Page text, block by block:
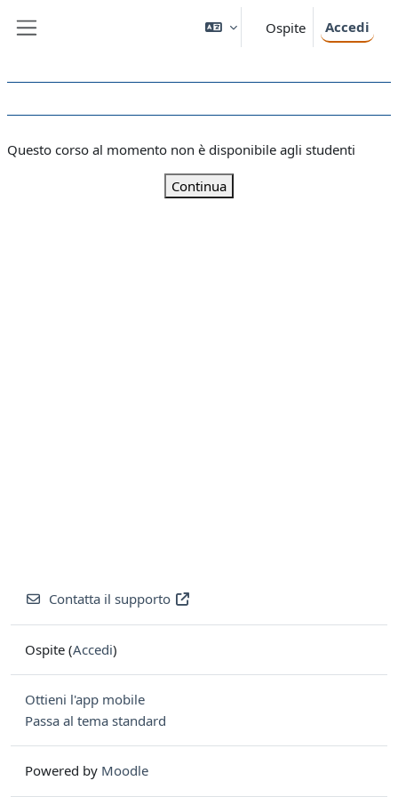
Ospite Accedi
Questo corso al momento non è disponibile agli studenti
Continua
Contatta il supporto
Ospite (Accedi)
Ottieni l'app mobile
Passa al tema standard
Powered by Moodle